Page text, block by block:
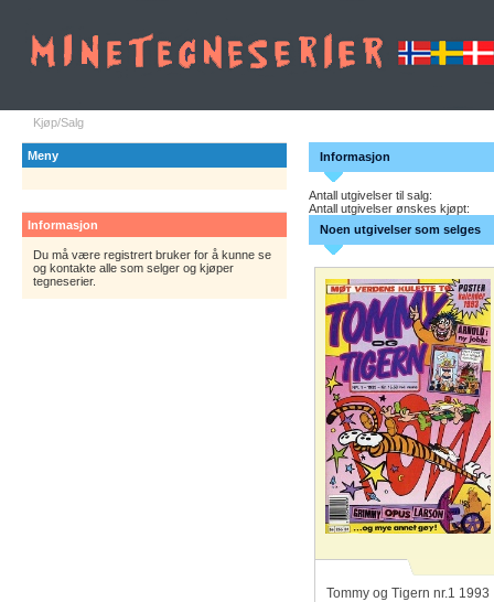
Kjøp/Salg
Meny
Informasjon
Du må være registrert bruker for å kunne se
og kontakte alle som selger og kjøper
tegneserier.
Informasjon
Antall utgivelser til salg:
Antall utgivelser ønskes kjøpt:
Noen utgivelser som selges
Tommy og Tigern nr.1 1993